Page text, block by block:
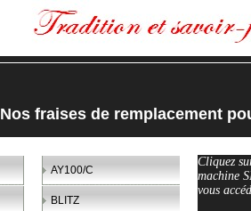
Nos fraises de remplacement
AY100/C
BLITZ
Cliquez
machine
vous